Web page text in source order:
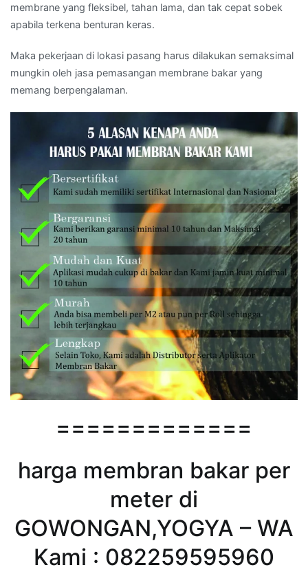
membrane yang fleksibel, tahan lama, dan tak cepat sobek
apabila terkena benturan keras.
Maka pekerjaan di lokasi pasang harus dilakukan semaksimal
mungkin oleh jasa pemasangan membrane bakar yang
memang berpengalaman.
=============
harga membran bakar per
meter di
GOWONGAN,YOGYA – WA
Kami : 082259595960